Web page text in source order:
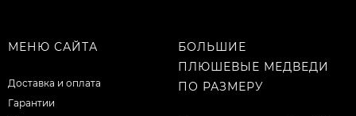
МЕНЮ САЙТА
Доставка и оплата
Гарантии
БОЛЬШИЕ
ПЛЮШЕВЫЕ МЕДВЕДИ
ПО РАЗМЕРУ